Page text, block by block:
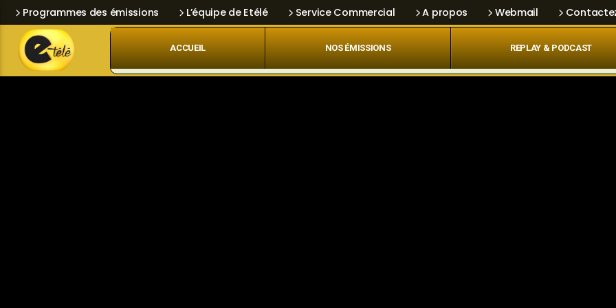
Programmes des émissions L’équipe de Etélé Service Commercial A propos Webmail
ACCUEIL NOS ÉMISSIONS REPLAY & PODCAST